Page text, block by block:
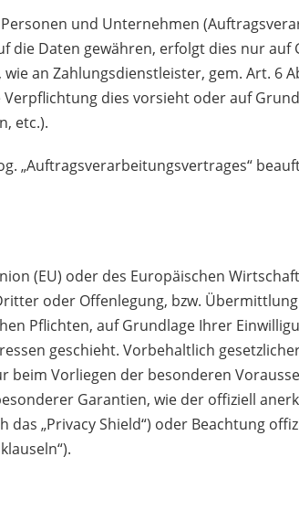
und Unternehmen
Daten gewähren, erfolgt dies nur auf
an Zahlungsdienstleister, gem. Art. 6
dies vorsieht oder auf
etc.).
„Auftragsverarbeitungsvertrages“
(EU) oder des Europäischen
oder Offenlegung, bzw.
Pflichten, auf Grundlage Ihrer
geschieht. Vorbehaltlich
beim Vorliegen der besonderen
Garantien, wie der offiziell
„Privacy Shield“) oder Beachtung